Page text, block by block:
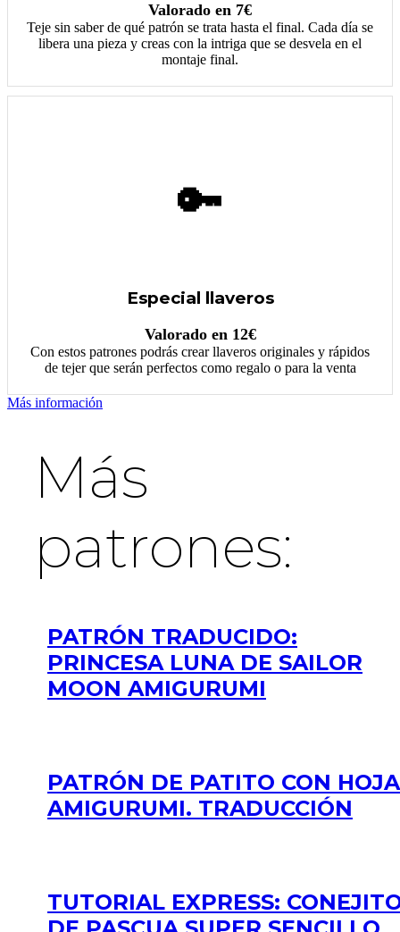
Valorado en 7€
Teje sin saber de qué patrón se trata hasta el final. Cada día se
libera una pieza y creas con la intriga que se desvela en el
montaje final.
🔑
Especial llaveros
Valorado en 12€
Con estos patrones podrás crear llaveros originales y rápidos
de tejer que serán perfectos como regalo o para la venta
Más información
Más
patrones:
PATRÓN TRADUCIDO:
PRINCESA LUNA DE SAILOR
MOON AMIGURUMI
PATRÓN DE PATITO CON HOJA
AMIGURUMI. TRADUCCIÓN
TUTORIAL EXPRESS: